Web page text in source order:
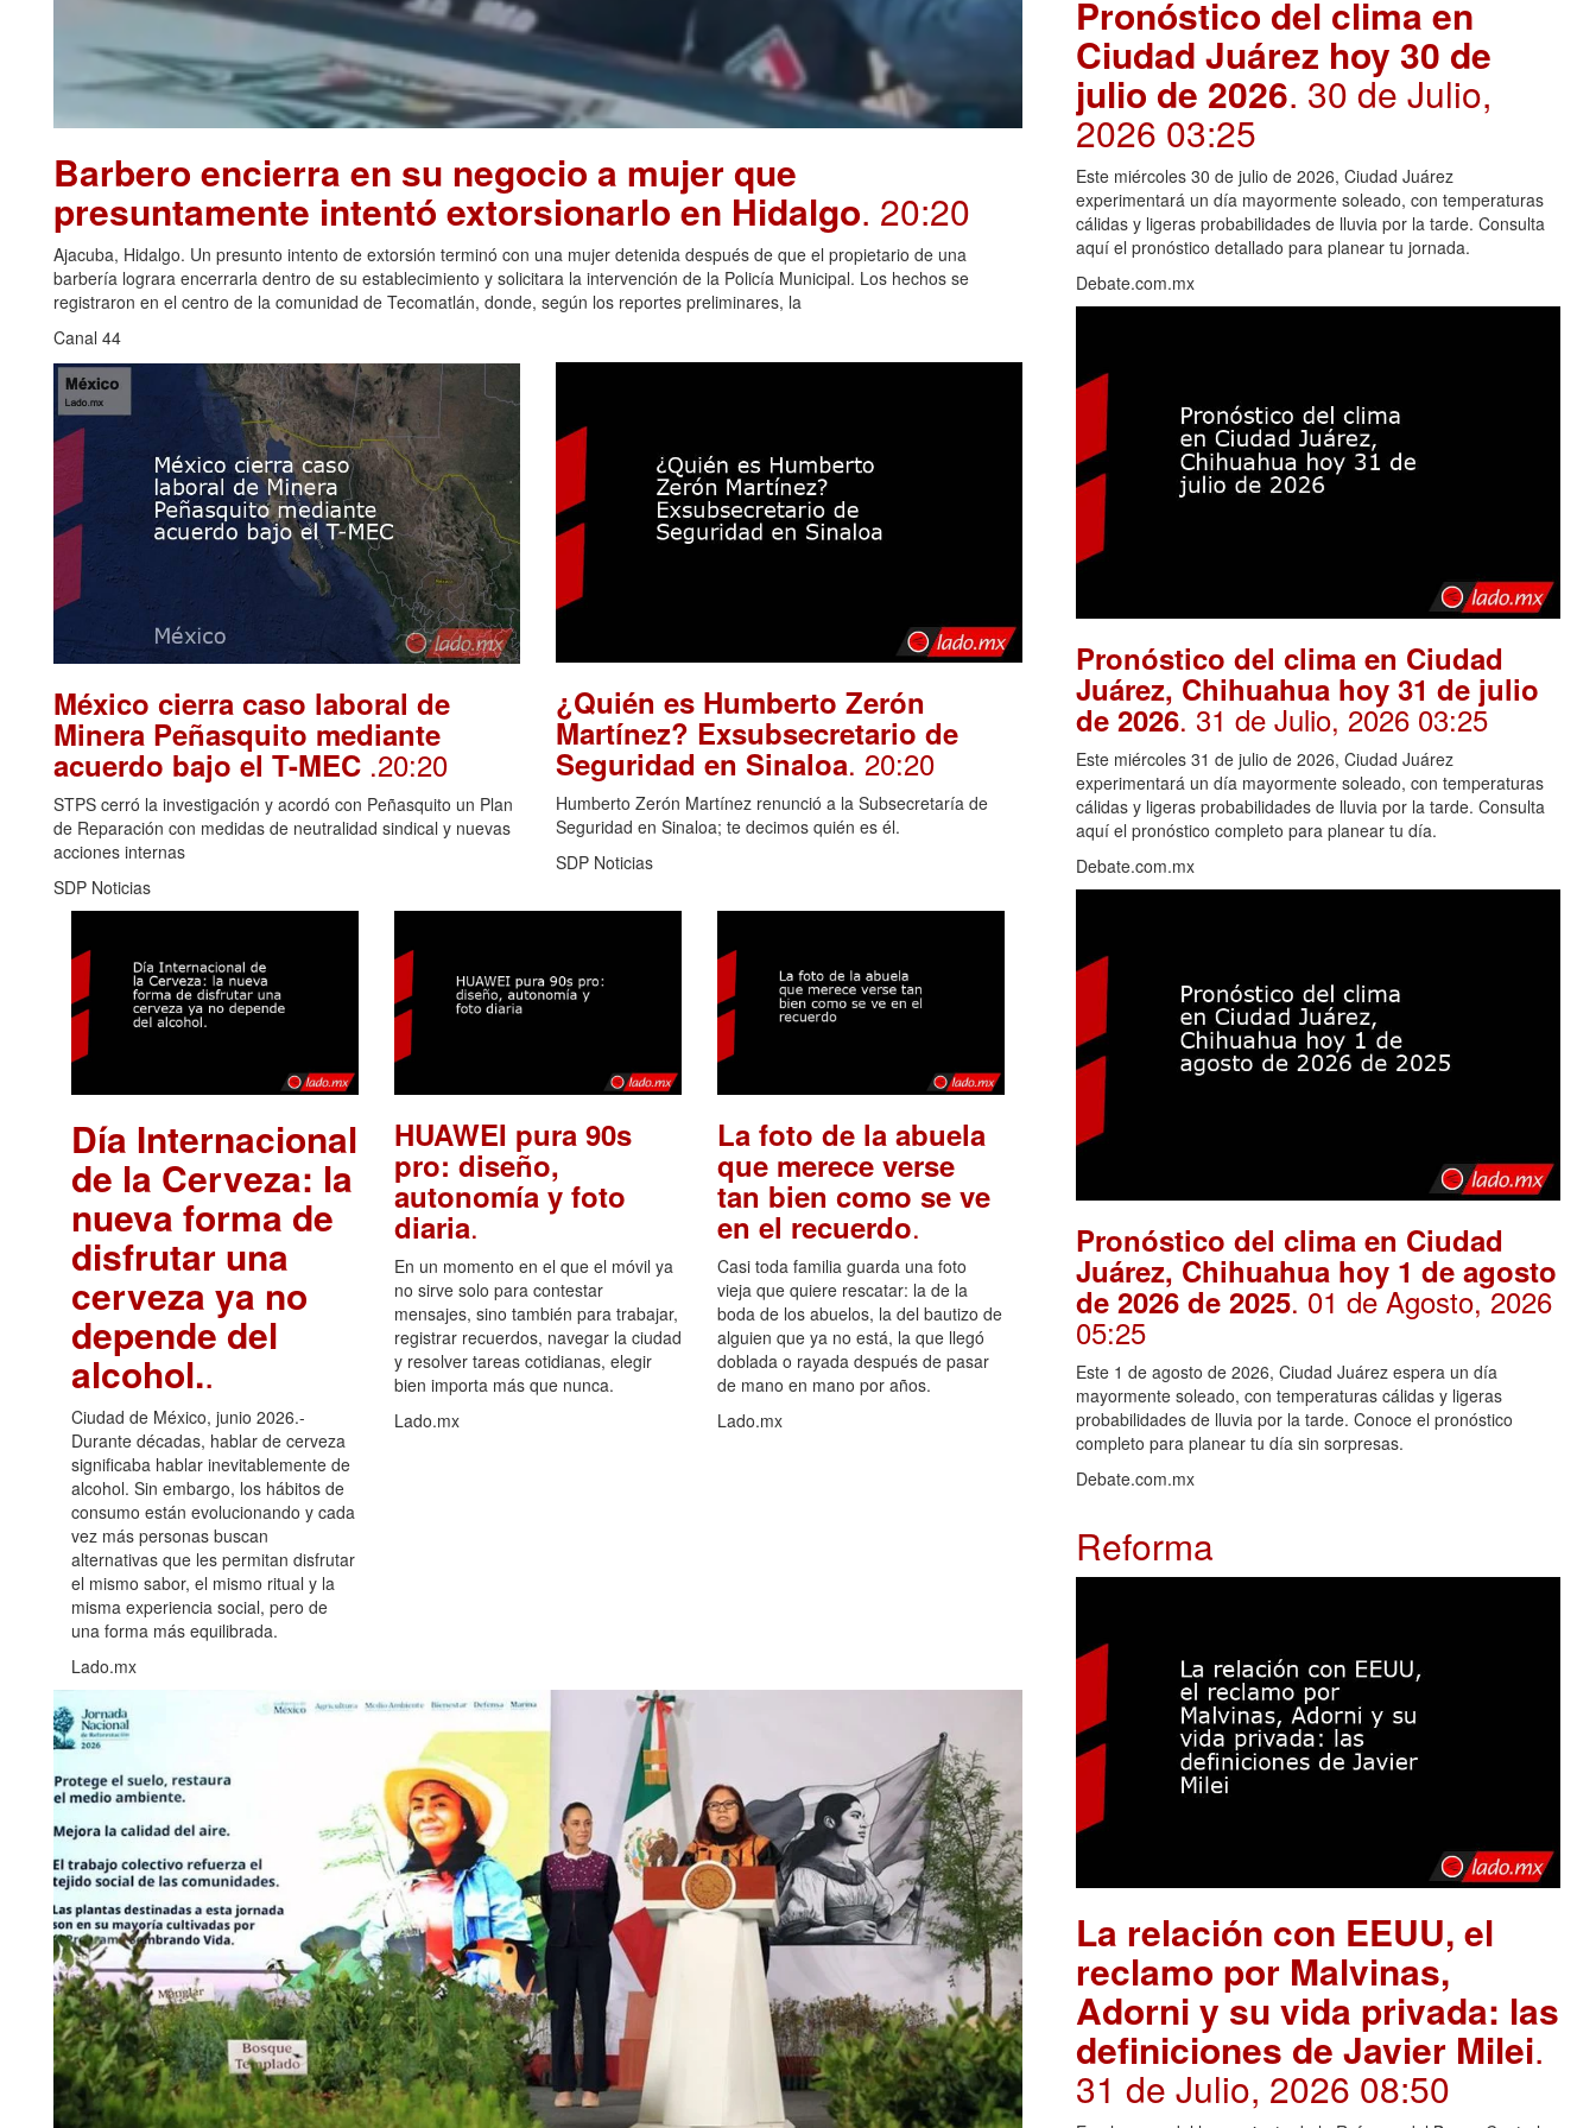
Barbero encierra en su negocio a mujer que
presuntamente intentó extorsionarlo en Hidalgo. 20:20
Ajacuba, Hidalgo. Un presunto intento de extorsión terminó con una mujer detenida después de que el propietario de una
barbería lograra encerrarla dentro de su establecimiento y solicitara la intervención de la Policía Municipal. Los hechos se
registraron en el centro de la comunidad de Tecomatlán, donde, según los reportes preliminares, la
Canal 44
México cierra caso laboral de
Minera Peñasquito mediante
acuerdo bajo el T-MEC .20:20
STPS cerró la investigación y acordó con Peñasquito un Plan
de Reparación con medidas de neutralidad sindical y nuevas
acciones internas
SDP Noticias
¿Quién es Humberto Zerón
Martínez? Exsubsecretario de
Seguridad en Sinaloa. 20:20
Humberto Zerón Martínez renunció a la Subsecretaría de
Seguridad en Sinaloa; te decimos quién es él.
SDP Noticias
Día Internacional
de la Cerveza: la
nueva forma de
disfrutar una
cerveza ya no
depende del
alcohol..
Ciudad de México, junio 2026.-
Durante décadas, hablar de cerveza
significaba hablar inevitablemente de
alcohol. Sin embargo, los hábitos de
consumo están evolucionando y cada
vez más personas buscan
alternativas que les permitan disfrutar
el mismo sabor, el mismo ritual y la
misma experiencia social, pero de
una forma más equilibrada.
Lado.mx
HUAWEI pura 90s
pro: diseño,
autonomía y foto
diaria.
En un momento en el que el móvil ya
no sirve solo para contestar
mensajes, sino también para trabajar,
registrar recuerdos, navegar la ciudad
y resolver tareas cotidianas, elegir
bien importa más que nunca.
Lado.mx
La foto de la abuela
que merece verse
tan bien como se ve
en el recuerdo.
Casi toda familia guarda una foto
vieja que quiere rescatar: la de la
boda de los abuelos, la del bautizo de
alguien que ya no está, la que llegó
doblada o rayada después de pasar
de mano en mano por años.
Lado.mx
Pronóstico del clima en
Ciudad Juárez hoy 30 de
julio de 2026. 30 de Julio,
2026 03:25
Este miércoles 30 de julio de 2026, Ciudad Juárez
experimentará un día mayormente soleado, con temperaturas
cálidas y ligeras probabilidades de lluvia por la tarde. Consulta
aquí el pronóstico detallado para planear tu jornada.
Debate.com.mx
Pronóstico del clima en Ciudad
Juárez, Chihuahua hoy 31 de julio
de 2026. 31 de Julio, 2026 03:25
Este miércoles 31 de julio de 2026, Ciudad Juárez
experimentará un día mayormente soleado, con temperaturas
cálidas y ligeras probabilidades de lluvia por la tarde. Consulta
aquí el pronóstico completo para planear tu día.
Debate.com.mx
Pronóstico del clima en Ciudad
Juárez, Chihuahua hoy 1 de agosto
de 2026 de 2025. 01 de Agosto, 2026
05:25
Este 1 de agosto de 2026, Ciudad Juárez espera un día
mayormente soleado, con temperaturas cálidas y ligeras
probabilidades de lluvia por la tarde. Conoce el pronóstico
completo para planear tu día sin sorpresas.
Debate.com.mx
Reforma
La relación con EEUU, el
reclamo por Malvinas,
Adorni y su vida privada: las
definiciones de Javier Milei.
31 de Julio, 2026 08:50